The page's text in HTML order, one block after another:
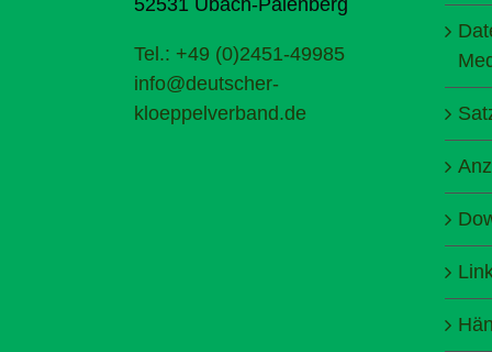
52531 Übach-Palenberg
Tel.: +49 (0)2451-49985
info@deutscher-
kloeppelverband.de